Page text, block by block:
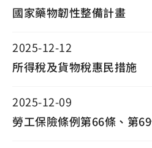
國家藥物韌性整備計畫
2025-12-12
所得稅及貨物稅惠民措施
2025-12-09
勞工保險條例第66條、第